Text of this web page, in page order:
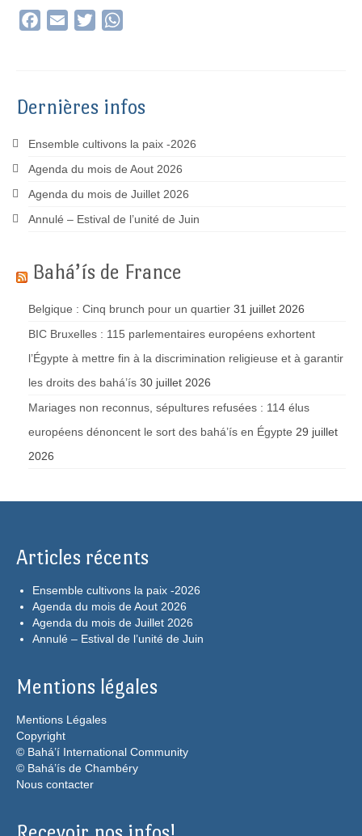
Facebook
Email Twitter
Dernières infos
Ensemble cultivons la paix -2026
Agenda du mois de Aout 2026
Agenda du mois de Juillet 2026
Annulé – Estival de l’unité de Juin
Bahá’ís de France
Belgique : Cinq brunch pour un quartier 31 juillet 2026
BIC Bruxelles : 115 parlementaires européens exhortent
l’Égypte à mettre fin à la discrimination religieuse et à garantir
les droits des bahá’ís 30 juillet 2026
Mariages non reconnus, sépultures refusées : 114 élus
européens dénoncent le sort des bahá’ís en Égypte 29 juillet
2026
Articles récents
Ensemble cultivons la paix -2026
Agenda du mois de Aout 2026
Agenda du mois de Juillet 2026
Annulé – Estival de l’unité de Juin
Mentions légales
Mentions Légales
Copyright
© Bahá’í International Community
© Bahá’ís de Chambéry
Nous contacter